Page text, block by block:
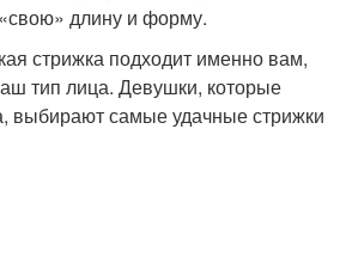
длину и форму.
стрижка подходит именно вам,
тип лица. Девушки, которые
выбирают самые удачные стрижки